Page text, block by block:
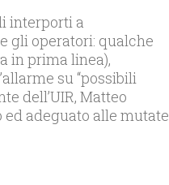
interporti a
gli operatori: qualche
in prima linea),
su “possibili
dell’UIR, Matteo
adeguato alle mutate